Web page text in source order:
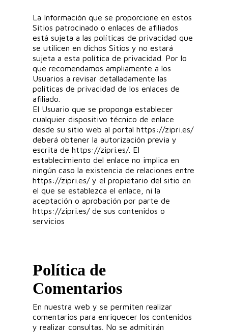
La Información que se proporcione en estos
Sitios patrocinado o enlaces de afiliados
está sujeta a las políticas de privacidad que
se utilicen en dichos Sitios y no estará
sujeta a esta política de privacidad. Por lo
que recomendamos ampliamente a los
Usuarios a revisar detalladamente las
políticas de privacidad de los enlaces de
afiliado.
El Usuario que se proponga establecer
cualquier dispositivo técnico de enlace
desde su sitio web al portal https://zipri.es/
deberá obtener la autorización previa y
escrita de https://zipri.es/. El
establecimiento del enlace no implica en
ningún caso la existencia de relaciones entre
https://zipri.es/ y el propietario del sitio en
el que se establezca el enlace, ni la
aceptación o aprobación por parte de
https://zipri.es/ de sus contenidos o
servicios
Política de
Comentarios
En nuestra web y se permiten realizar
comentarios para enriquecer los contenidos
y realizar consultas. No se admitirán